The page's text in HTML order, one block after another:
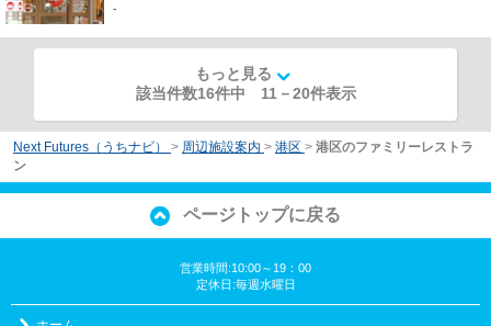
-
もっと見る
該当件数16件中 11 －20件表示
Next Futures（うちナビ） > 周辺施設案内 > 港区 > 港区のファミリーレストラ
ン
ページトップに戻る
営業時間:10:00～19：00
定休日:毎週水曜日